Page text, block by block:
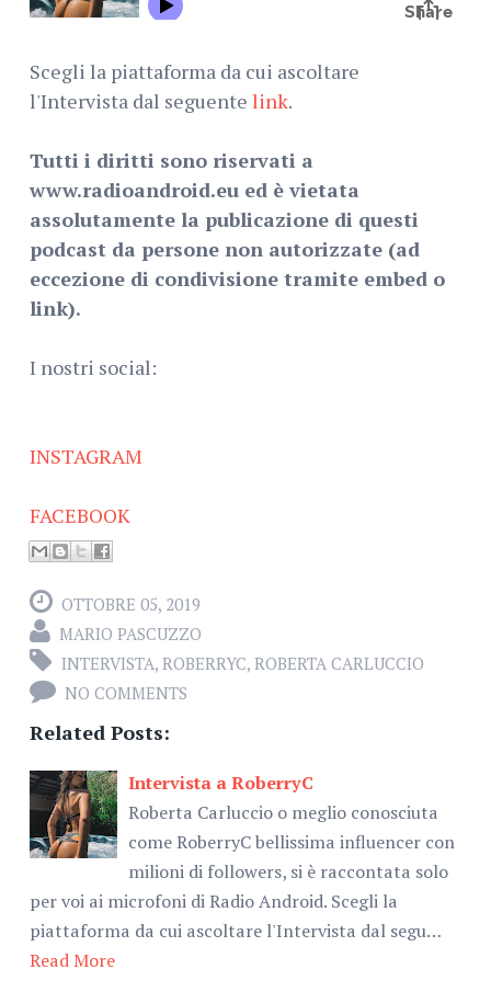
Scegli la piattaforma da cui ascoltare
l'Intervista dal seguente link.
Tutti i diritti sono riservati a
www.radioandroid.eu ed è vietata
assolutamente la publicazione di questi
podcast da persone non autorizzate (ad
eccezione di condivisione tramite embed o
link).
I nostri social:
INSTAGRAM
FACEBOOK
OTTOBRE 05, 2019
MARIO PASCUZZO
INTERVISTA, ROBERRYC, ROBERTA CARLUCCIO
NO COMMENTS
Related Posts:
Intervista a RoberryC
Roberta Carluccio o meglio conosciuta
come RoberryC bellissima influencer con
milioni di followers, si è raccontata solo
per voi ai microfoni di Radio Android. Scegli la
piattaforma da cui ascoltare l'Intervista dal segu…
Read More